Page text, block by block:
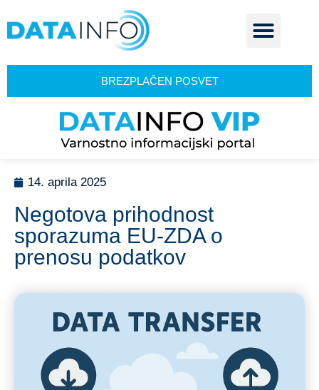
BREZPLAČEN POSVET
14. aprila 2025
Negotova prihodnost
sporazuma EU-ZDA o
prenosu podatkov